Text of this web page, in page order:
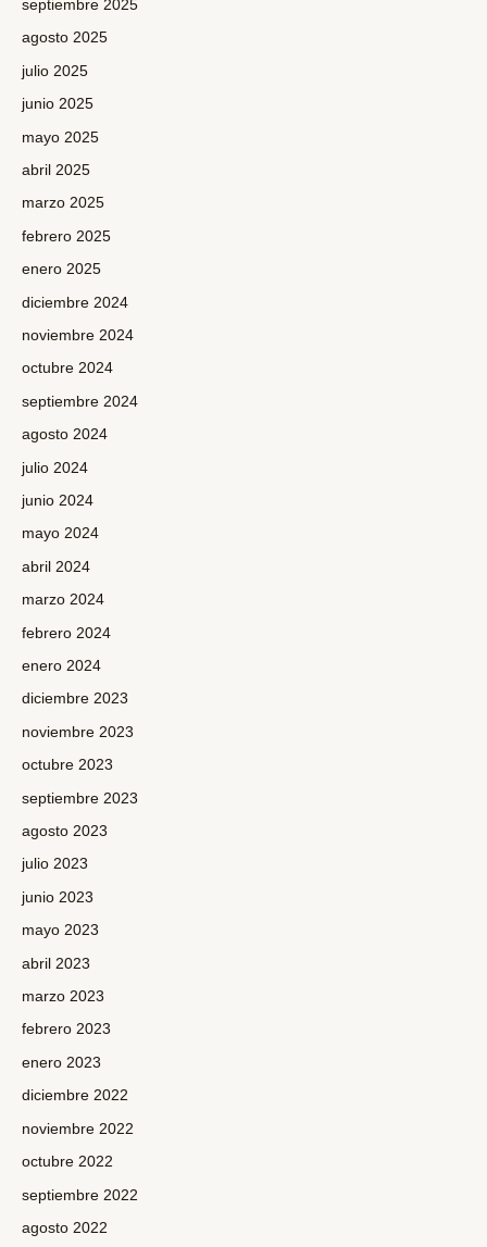
septiembre 2025
agosto 2025
julio 2025
junio 2025
mayo 2025
abril 2025
marzo 2025
febrero 2025
enero 2025
diciembre 2024
noviembre 2024
octubre 2024
septiembre 2024
agosto 2024
julio 2024
junio 2024
mayo 2024
abril 2024
marzo 2024
febrero 2024
enero 2024
diciembre 2023
noviembre 2023
octubre 2023
septiembre 2023
agosto 2023
julio 2023
junio 2023
mayo 2023
abril 2023
marzo 2023
febrero 2023
enero 2023
diciembre 2022
noviembre 2022
octubre 2022
septiembre 2022
agosto 2022